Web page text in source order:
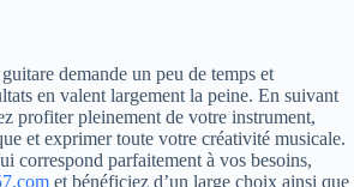
demande un peu de temps et
en valent largement la peine. En suivant
profiter pleinement de votre instrument,
et exprimer toute votre créativité musicale.
correspond parfaitement à vos besoins,
et bénéficiez d’un large choix ainsi que